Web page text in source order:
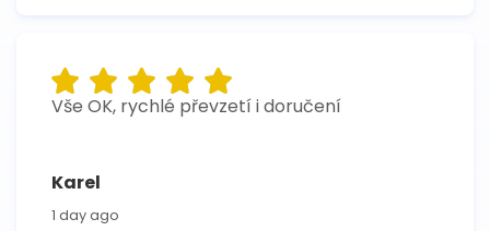
Vše OK, rychlé převzetí i doručení
Karel
1 day ago